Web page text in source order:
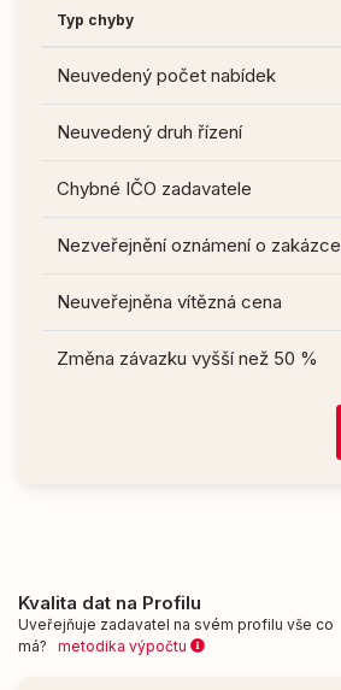
Typ chyby
Neuvedený počet nabídek
Neuvedený druh řízení
Chybné IČO zadavatele
Nezveřejnění oznámení o zakázce
Neuveřejněna vítězná cena
Změna závazku vyšší než 50 %
Kvalita dat na Profilu
Uveřejňuje zadavatel na svém profilu vše co
má? metodika výpočtu